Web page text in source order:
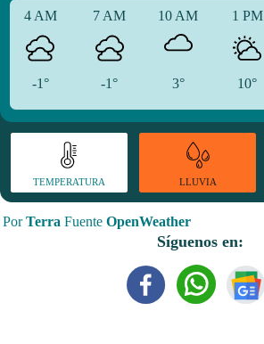
4 AM
-1°
7 AM
-1°
10 AM
3°
1 PM
10°
TEMPERATURA LLUVIA
PorTerra Fuente OpenWeather
Síguenos en: